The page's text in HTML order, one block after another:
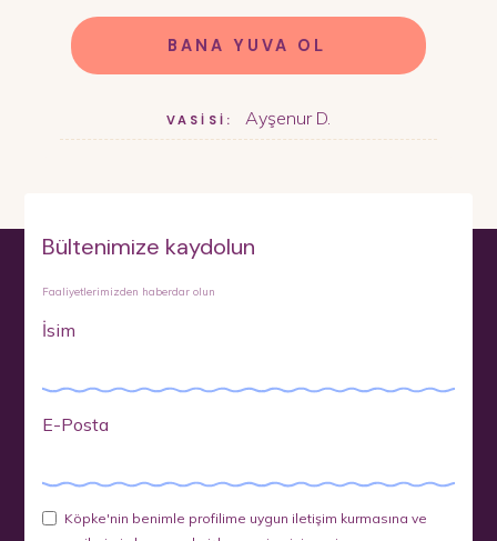
BANA YUVA OL
VASİSİ: Ayşenur D.
Bültenimize kaydolun
Faaliyetlerimizden haberdar olun
İsim
E-Posta
Köpke'nin benimle profilime uygun iletişim kurmasına ve